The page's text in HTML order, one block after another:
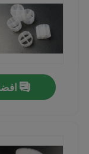
مدونة
اطلب اقتباس
MBBR بيو ميديا